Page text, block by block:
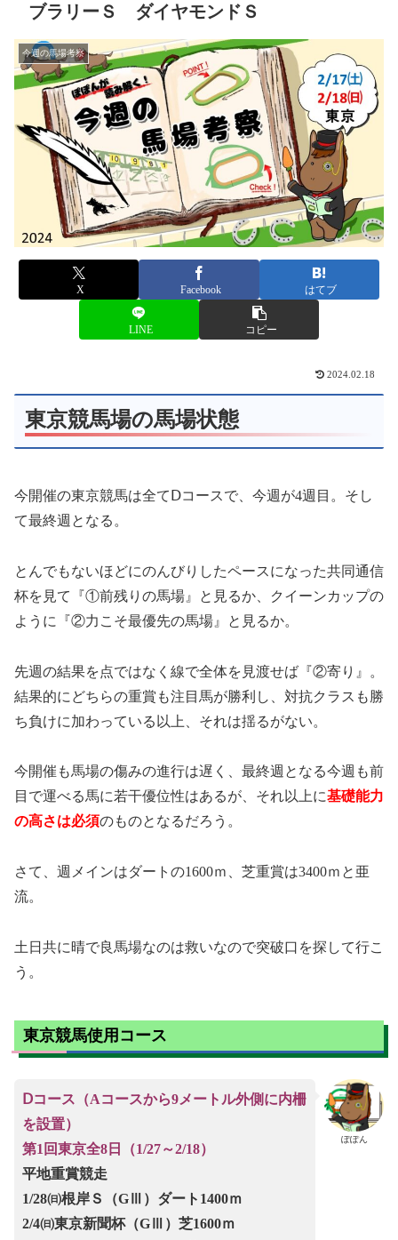
ブラリーＳ ダイヤモンドＳ
今週の馬場考察
X Facebook はてブ
LINE コピー
2024.02.18
東京競馬場の馬場状態
今開催の東京競馬は全てⅮコースで、今週が4週目。そし
て最終週となる。
とんでもないほどにのんびりしたペースになった共同通信
杯を見て『①前残りの馬場』と見るか、クイーンカップの
ように『②力こそ最優先の馬場』と見るか。
先週の結果を点ではなく線で全体を見渡せば『②寄り』。
結果的にどちらの重賞も注目馬が勝利し、対抗クラスも勝
ち負けに加わっている以上、それは揺るがない。
今開催も馬場の傷みの進行は遅く、最終週となる今週も前
目で運べる馬に若干優位性はあるが、それ以上に基礎能力
の高さは必須のものとなるだろう。
さて、週メインはダートの1600ｍ、芝重賞は3400ｍと亜
流。
土日共に晴で良馬場なのは救いなので突破口を探して行こ
う。
東京競馬使用コース
ぽぽん
Ⅾコース（Aコースから9メートル外側に内柵
を設置）
第1回東京全8日（1/27～2/18）
平地重賞競走
1/28㈰根岸Ｓ（GⅢ）ダート1400ｍ
2/4㈰東京新聞杯（GⅢ）芝1600ｍ